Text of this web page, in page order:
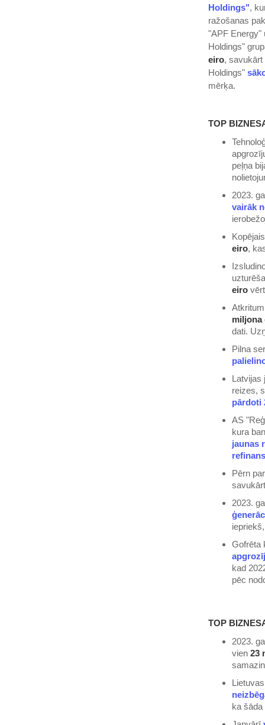
Holdings",
ražošanas
"APF Energy"
Holdings"
eiro, savukārt
Holdings"
mērķa.
TOP
peļņa
2023.
vairāk
eiro,
eiro
miljona
dati.
Pilna
Latvijas
reizes,
pārdoti
AS
kura
jaunas
Pērn
2023.
Gofrēta
kad
pēc
TOP
2023.
vien 23
ka